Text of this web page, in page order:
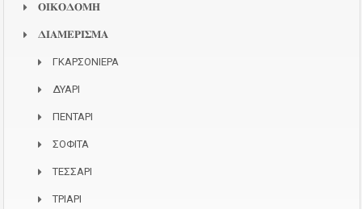
𝚶𝚰𝚱𝚶𝚫𝚶𝚳𝚮
𝚫𝚰𝚨𝚳𝚬𝚸𝚰𝚺𝚳𝚨
ΓΚΑΡΣΟΝΙΕΡΑ
ΔΥΑΡΙ
ΠΕΝΤΑΡΙ
ΣΟΦΙΤΑ
ΤΕΣΣΑΡΙ
ΤΡΙΑΡΙ